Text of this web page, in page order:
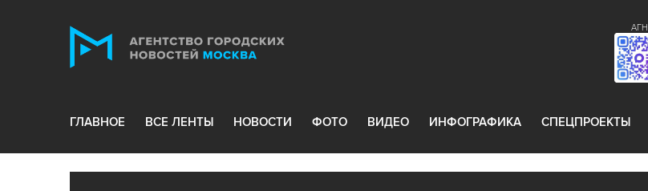
АГН
ГЛАВНОЕ ВСЕ ЛЕНТЫ НОВОСТИ ФОТО ВИДЕО ИНФОГРАФИКА СПЕЦПРОЕКТЫ